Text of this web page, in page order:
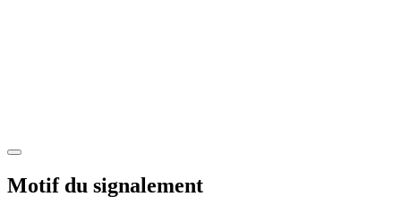
Motif du signalement